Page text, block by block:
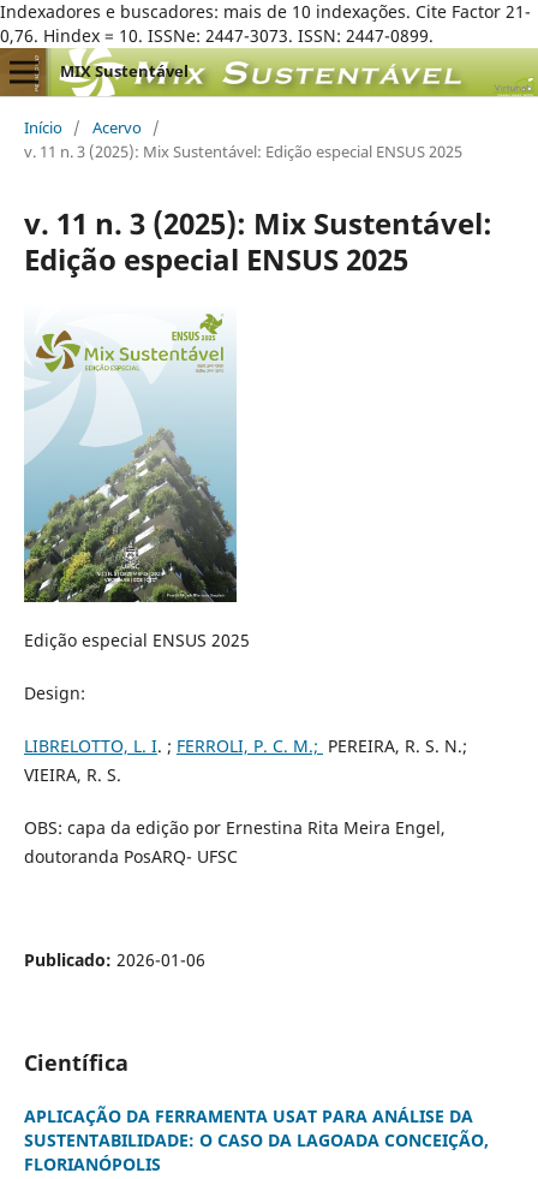
Indexadores e buscadores: mais de 10 indexações. Cite Factor 21-
0,76. Hindex = 10. ISSNe: 2447-3073. ISSN: 2447-0899.
MIX Sustentável
Início / Acervo /
v. 11 n. 3 (2025): Mix Sustentável: Edição especial ENSUS 2025
v. 11 n. 3 (2025): Mix Sustentável:
Edição especial ENSUS 2025
Edição especial ENSUS 2025
Design:
LIBRELOTTO, L. I. ; FERROLI, P. C. M.; PEREIRA, R. S. N.;
VIEIRA, R. S.
OBS: capa da edição por Ernestina Rita Meira Engel,
doutoranda PosARQ- UFSC
Publicado: 2026-01-06
Científica
APLICAÇÃO DA FERRAMENTA USAT PARA ANÁLISE DA
SUSTENTABILIDADE: O CASO DA LAGOADA CONCEIÇÃO,
FLORIANÓPOLIS